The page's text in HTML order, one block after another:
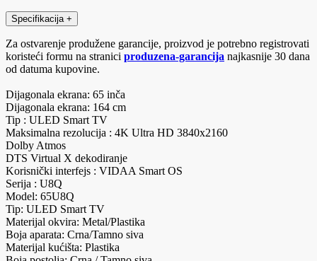
Specifikacija +
Za ostvarenje produžene garancije, proizvod je potrebno registrovati
koristeći formu na stranici produzena-garancija najkasnije 30 dana
od datuma kupovine.
Dijagonala ekrana: 65 inča
Dijagonala ekrana: 164 cm
Tip : ULED Smart TV
Maksimalna rezolucija : 4K Ultra HD 3840x2160
Dolby Atmos
DTS Virtual X dekodiranje
Korisnički interfejs : VIDAA Smart OS
Serija : U8Q
Model: 65U8Q
Tip: ULED Smart TV
Materijal okvira: Metal/Plastika
Boja aparata: Crna/Tamno siva
Materijal kućišta: Plastika